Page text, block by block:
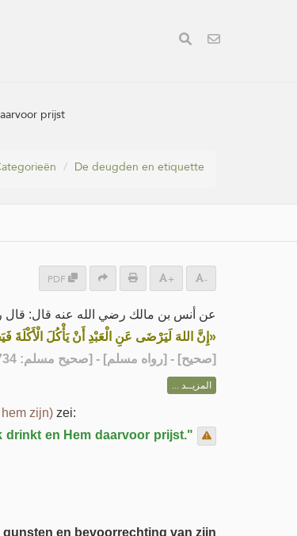
prijst
De deugden en etiquette
PDF + -
عن أنس بن مالك رضي الله عنه قال: قال
«إِنَّ اللهَ لَيَرْضَى عَنِ الْعَبْدِ أَنْ يَأْكُلَ الْأَكْلَةَ
[صحيح] - [رواه مسلم] - [صحيح مسلم: 2734]
المزيــد ...
zijn) zei:
drinkt en Hem daarvoor prijst."
en bevoorrechting van zijn